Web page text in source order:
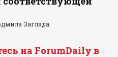
Заглада
на ForumDaily в